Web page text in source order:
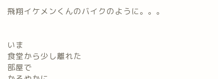
飛翔イケメンくんのバイクのように。。。
いま
食堂から少し離れた
部屋で